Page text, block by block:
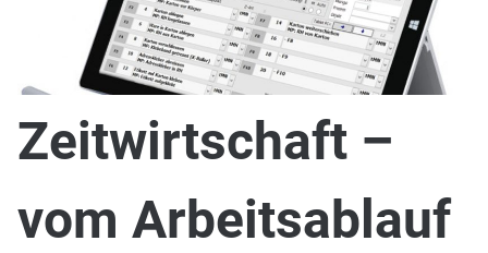
Zeitwirtschaft –
vom Arbeitsablauf